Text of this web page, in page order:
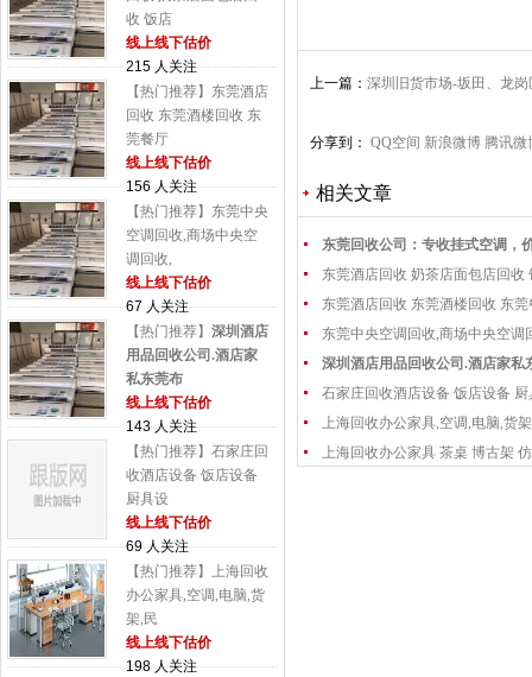
收 饭店
线上线下估价
215 人关注
【热门推荐】东莞酒店
回收 东莞酒楼回收 东
莞餐厅
线上线下估价
156 人关注
【热门推荐】东莞中央
空调回收,商场中央空
调回收,
线上线下估价
67 人关注
【热门推荐】 深圳酒店
用品回收公司.酒店家
私东莞布
线上线下估价
143 人关注
【热门推荐】石家庄回
收酒店设备 饭店设备
厨具设
线上线下估价
69 人关注
【热门推荐】上海回收
办公家具,空调,电脑,货
架,民
线上线下估价
198 人关注
上一篇： 深圳旧货市场-坂田、龙
分享到： QQ空间 新浪微博 腾讯微
相关文章
东莞回收公司：专收挂式空调，
东莞酒店回收 奶茶店面包店回收
东莞酒店回收 东莞酒楼回收 东
东莞中央空调回收,商场中央空调
深圳酒店用品回收公司.酒店家私
石家庄回收酒店设备 饭店设备 厨
上海回收办公家具,空调,电脑,货
上海回收办公家具 茶桌 博古架